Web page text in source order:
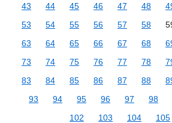
43
44 45 46 47 48
53
54 55 56 57 58
63
64 65 66 67 68
73
74 75 76 77 78
83
84 85 86 87 88
93
94 95 96 97 98
102
103 104 105